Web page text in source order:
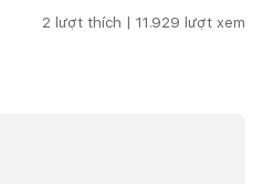
2 lượt thích | 11.929 lượt xem